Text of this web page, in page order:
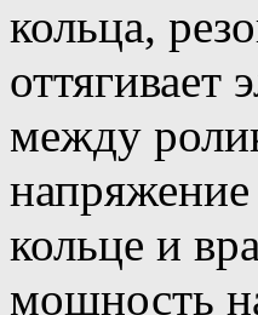
кольца,
оттягивает
между
кольце и
мощность